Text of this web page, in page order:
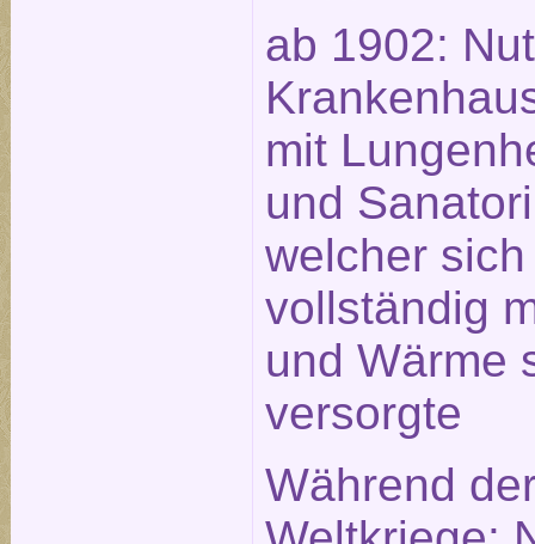
ab 1902:
mit
und
welcher sich
vollständig
und Wärme
versorgte
Während